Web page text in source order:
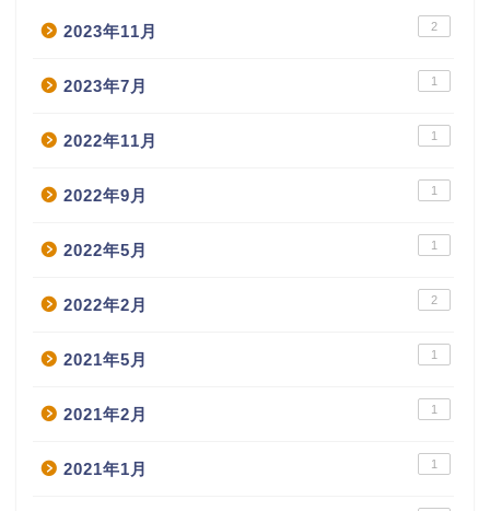
2023年11月 2
2023年7月 1
2022年11月 1
2022年9月 1
2022年5月 1
2022年2月 2
2021年5月 1
2021年2月 1
2021年1月 1